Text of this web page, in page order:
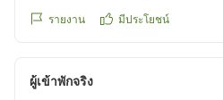
รายงาน มีประโยชน์
ผู้เข้าพักจริง